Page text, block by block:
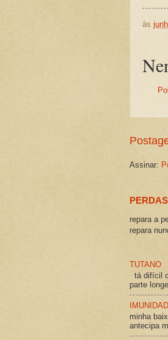
às
Assinar:
PERDAS
repara a
repara
TUTANO
tá difícil
parte
minha
antecipa